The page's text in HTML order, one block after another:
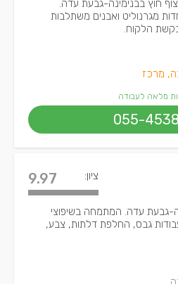
חוץ בבנימינה-גבעת עדה.
מגרנוליט ואבנים משתלבות
בקשת הלקוח.
מרכז
מלאה לעבודה
055-
ציון: 9.97
גבעת עדה. המתמחה בשיפוצי
גבס, החלפת דלתות, צבע,